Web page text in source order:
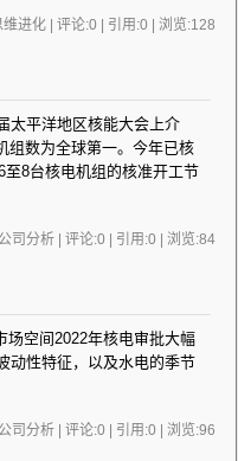
进化 | 评论:0 | 引用:0 | 浏览:128
太平洋地区核能大会上介
组数为全球第一。今年已核
8台核电机组的核准开工节
司分析 | 评论:0 | 引用:0 | 浏览:84
场空间2022年核电审批大幅
动性特征，以及水电的季节
司分析 | 评论:0 | 引用:0 | 浏览:96